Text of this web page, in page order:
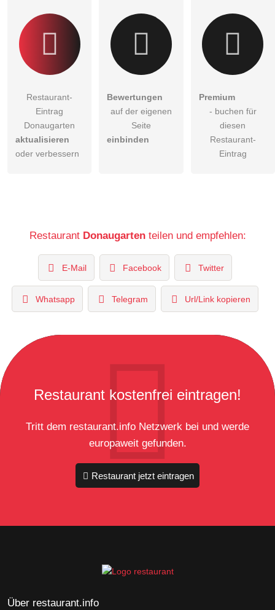
Restaurant-
Eintrag
Donaugarten
aktualisieren
oder verbessern
Bewertungen
auf der eigenen
Seite
einbinden
Premium
- buchen für
diesen
Restaurant-
Eintrag
Restaurant Donaugartenteilen und empfehlen:
E-Mail Facebook Twitter
Whatsapp Telegram Url/Link kopieren
Restaurant kostenfrei eintragen!
Tritt dem restaurant.info Netzwerk bei und werde
europaweit gefunden.
Restaurant jetzt eintragen
Über restaurant.info